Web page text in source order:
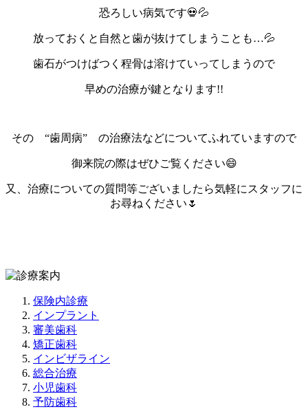
恐ろしい病気です💀💦
放っておくと自然と歯が抜けてしまうことも…💦
歯石がつけばつく程骨は溶けていってしまうので
早めの治療が鍵となります!!
その “歯周病” の治療法などについてふれていますので
御来院の際はぜひご覧ください😄
又、治療についての質問等ございましたら気軽にスタッフに
お尋ねください🌷
保険内診療
インプラント
審美歯科
矯正歯科
インビザライン
総合治療
小児歯科
予防歯科